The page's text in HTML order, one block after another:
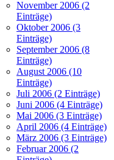
November 2006 (2
Einträge)
Oktober 2006 (3
Einträge)
September 2006 (8
Einträge)
August 2006 (10
Einträge)
Juli 2006 (2 Einträge)
Juni 2006 (4 Einträge)
Mai 2006 (3 Einträge)
April 2006 (4 Einträge)
März 2006 (3 Einträge)
Februar 2006 (2